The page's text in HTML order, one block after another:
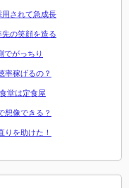
用されて急成長
の笑顔を造る
でがっちり
率稼げるの？
堂は定食屋
想像できる？
りを助けた！